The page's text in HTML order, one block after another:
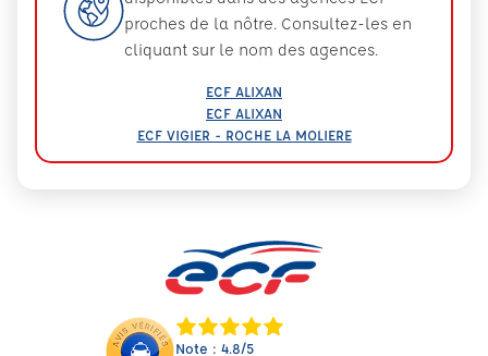
proches de la nôtre. Consultez-les en
cliquant sur le nom des agences.
ECF ALIXAN
ECF ALIXAN
ECF VIGIER - ROCHE LA MOLIERE
Note : 4.8/5